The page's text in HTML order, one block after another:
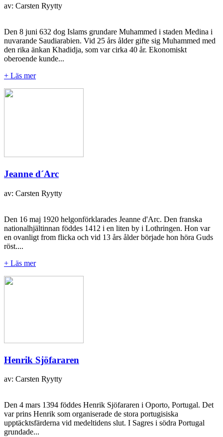
av: Carsten Ryytty
Den 8 juni 632 dog Islams grundare Muhammed i staden Medina i
nuvarande Saudiarabien. Vid 25 års ålder gifte sig Muhammed med
den rika änkan Khadidja, som var cirka 40 år. Ekonomiskt
oberoende kunde...
+ Läs mer
Jeanne d´Arc
av: Carsten Ryytty
Den 16 maj 1920 helgonförklarades Jeanne d'Arc. Den franska
nationalhjältinnan föddes 1412 i en liten by i Lothringen. Hon var
en ovanligt from flicka och vid 13 års ålder började hon höra Guds
röst....
+ Läs mer
Henrik Sjöfararen
av: Carsten Ryytty
Den 4 mars 1394 föddes Henrik Sjöfararen i Oporto, Portugal. Det
var prins Henrik som organiserade de stora portugisiska
upptäcktsfärderna vid medeltidens slut. I Sagres i södra Portugal
grundade...